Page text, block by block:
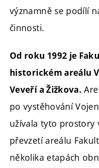
významně se podílí
činnosti.
Od roku 1992 je
historickém areálu
Veveří a Žižkova.
po vystěhování
užívala tyto prostory
převzetí areálu
několika etapách